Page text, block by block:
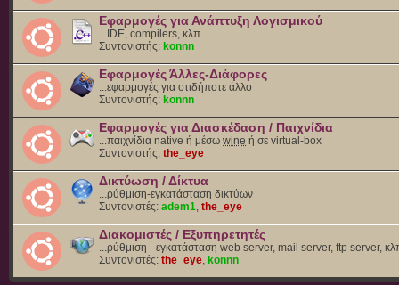
Εφαρμογές για Ανάπτυξη Λογισμικού
...IDE, compilers, κλπ
Συντονιστής: konnn
Εφαρμογές Άλλες-Διάφορες
...εφαρμογές για οτιδήποτε άλλο
Συντονιστής: konnn
Εφαρμογές για Διασκέδαση / Παιχνίδια
...παιχνίδια native ή μέσω wine ή σε virtual-box
Συντονιστής: the_eye
Δικτύωση / Δίκτυα
...ρύθμιση-εγκατάσταση δικτύων
Συντονιστές: adem1 the_eye
Διακομιστές / Εξυπηρετητές
...ρύθμιση - εγκατάσταση web server, mail server, ftp server,
Συντονιστές: the_eye konnn